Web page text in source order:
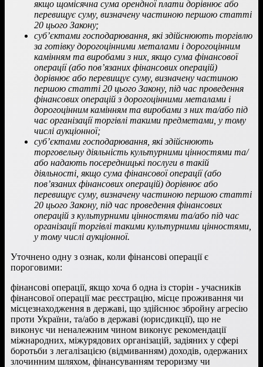
якщо щомісячна сума орендної плати дорівнює або
перевищує суму, визначену частиною першою статті
20 цього Закону;
суб’єктами господарювання, які здійснюють торгівлю
за готівку дорогоцінними металами і дорогоцінним
камінням та виробами з них, якщо сума фінансової
операції (або пов’язаних фінансових операцій)
дорівнює або перевищує суму, визначену частиною
першою статті 20 цього Закону, під час проведення
фінансових операцій з дорогоцінними металами і
дорогоцінним камінням та виробами з них та/або під
час організації торгівлі такими предметами, у тому
числі аукціонної;
суб’єктами господарювання, які здійснюють
торговельну діяльність культурними цінностями та/
або надають посередницькі послуги в такій
діяльності, якщо сума фінансової операції (або
пов’язаних фінансових операцій) дорівнює або
перевищує суму, визначену частиною першою статті
20 цього Закону, під час проведення фінансових
операцій з культурними цінностями та/або під час
організації торгівлі такими культурними цінностями,
у тому числі аукціонної.
Уточнено одну з ознак, коли фінансові операції є
пороговими:
фінансові операції, якщо хоча б одна із сторін - учасників
фінансової операції має реєстрацію, місце проживання чи
місцезнаходження в державі, що здійснює збройну агресію
проти України, та/або в державі (юрисдикції), що не
виконує чи неналежним чином виконує рекомендації
міжнародних, міжурядових організацій, задіяних у сфері
боротьби з легалізацією (відмиванням) доходів, одержаних
злочинним шляхом, фінансуванням тероризму чи